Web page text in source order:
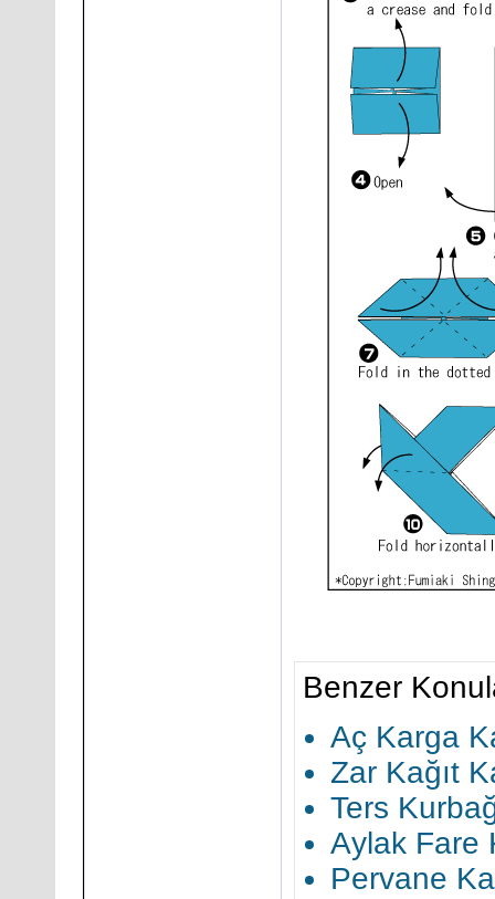
Benzer
Aç Karga
Zar Kağıt
Ters
Aylak Fare
Pervane